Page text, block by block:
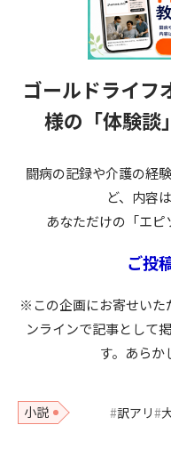
ゴールドライフ
様の 「体験
闘病の記録や介護の経
ど、内容
あなただけの「エピ
ご投
※この企画にお寄せいた
ンラインで記事として
す。あらか
小説 訳アリ